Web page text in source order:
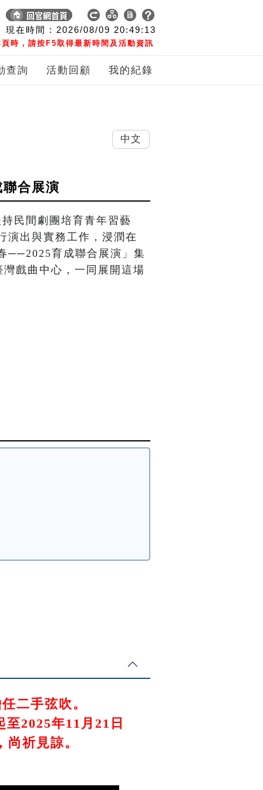
現在時間 : 2026/08/09 20:49:14
時，請按F5取得最新時間及活動資訊
查詢 活動回顧 我的紀錄
合展演
民間劇團培育青年習藝
演出與實務工作，浸潤在
──2025育成聯合展演」集
戲曲中心，一同展開這場
二手弦吹。
2025年11月21日
祈見諒。